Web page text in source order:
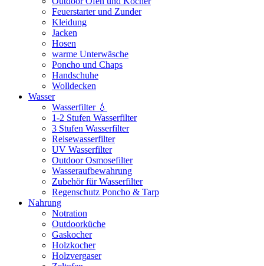
Feuerstarter und Zunder
Kleidung
Jacken
Hosen
warme Unterwäsche
Poncho und Chaps
Handschuhe
Wolldecken
Wasser
Wasserfilter 💧
1-2 Stufen Wasserfilter
3 Stufen Wasserfilter
Reisewasserfilter
UV Wasserfilter
Outdoor Osmosefilter
Wasseraufbewahrung
Zubehör für Wasserfilter
Regenschutz Poncho & Tarp
Nahrung
Notration
Outdoorküche
Gaskocher
Holzkocher
Holzvergaser